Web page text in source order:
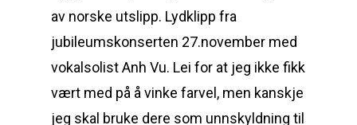
av norske utslipp. Lydklipp fra
jubileumskonserten 27.november med
vokalsolist Anh Vu. Lei for at jeg ikke fikk
vært med på å vinke farvel, men kanskje
jeg skal bruke dere som unnskyldning til